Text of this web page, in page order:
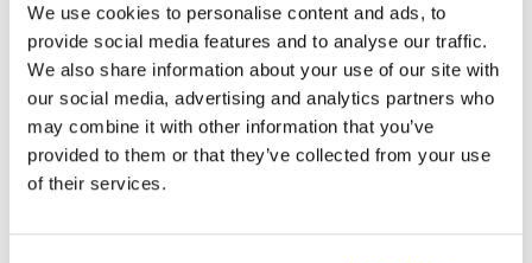
We use cookies to personalise content and ads, to
provide social media features and to analyse our traffic.
We also share information about your use of our site with
our social media, advertising and analytics partners who
may combine it with other information that you’ve
provided to them or that they’ve collected from your use
of their services.
Esperienze MyES
Alla scoperta del mondo con l’inglese:
l’esperienza di Roberta